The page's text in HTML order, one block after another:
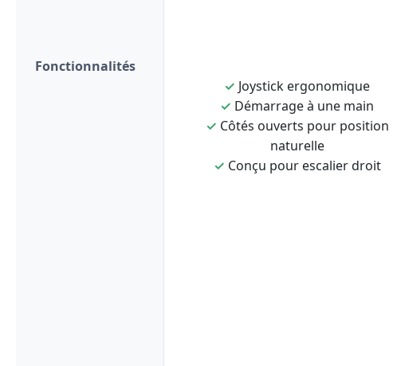
Fonctionnalités
✓ Joystick ergonomique
✓ Démarrage à une main
✓ Côtés ouverts pour position
naturelle
✓ Conçu pour escalier droit